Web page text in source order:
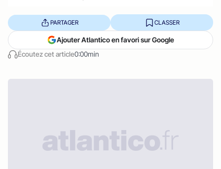
Écoutez cet article0:00min
PARTAGER CLASSER
Ajouter Atlantico en favori sur Google